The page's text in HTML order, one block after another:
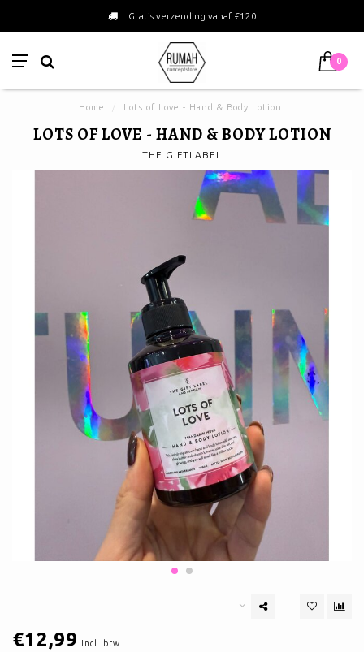
Gratis verzending vanaf €120
0
Home Lots of Love - Hand & Body Lotion
LOTS OF LOVE - HAND & BODY LOTION
THE GIFTLABEL
€12,99 Incl. btw